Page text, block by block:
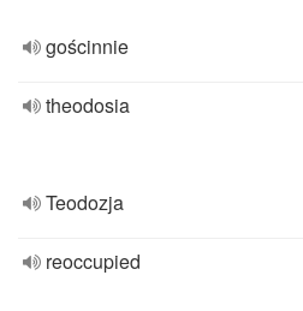
gościnnie
theodosia
Teodozja
reoccupied